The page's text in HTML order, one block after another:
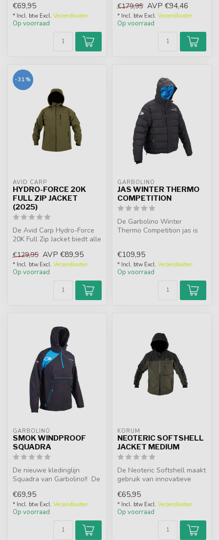
Wind- en w...
€69,95
* Incl. btw Excl. Verzendkosten
Op voorraad
via de tempe...
€179,95 AVP €94,46
* Incl. btw Excl. Verzendkosten
Op voorraad
-31%
AVID CARP
HYDRO-FORCE 20K
FULL ZIP JACKET
(2025)
De Avid Carp Hydro-Force
20K Full Zip Jacket biedt alle
€129,95 AVP €89,95
* Incl. btw Excl. Verzendkosten
Op voorraad
GARBOLINO
JAS WINTER THERMO
COMPETITION
De Garbolino Winter
Thermo Competition jas is
€109,95
* Incl. btw Excl. Verzendkosten
Op voorraad
GARBOLINO
SMOK WINDPROOF
SQUADRA
De nieuwe kledinglijn
Squadra van Garbolino!! De
elegant ...
€69,95
* Incl. btw Excl. Verzendkosten
Op voorraad
KORUM
NEOTERIC SOFTSHELL
JACKET MEDIUM
De Neoteric Softshell maakt
gebruik van innovatieve
winddicht...
€65,95
* Incl. btw Excl. Verzendkosten
Op voorraad